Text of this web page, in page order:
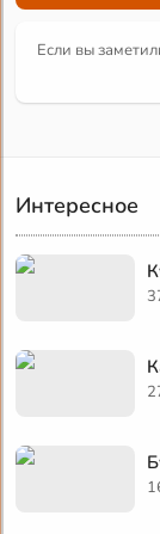
Если вы
Интересное